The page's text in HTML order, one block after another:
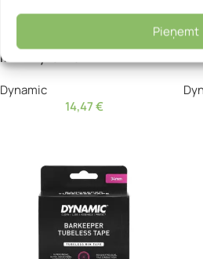
Pieņemt
Barkeeper Tubeless Tape 30
mm – Dynamic
Dynamic
14,47€